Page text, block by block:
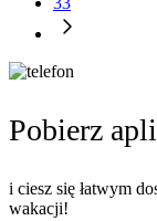
Pobierz
i ciesz się łatwym
wakacji!